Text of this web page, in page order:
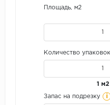
Площадь, м2
Количество
1 м2
Запас на подрезку i